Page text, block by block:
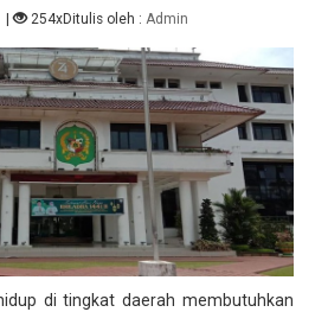
| 254xDitulis oleh :Admin
di tingkat daerah membutuhkan